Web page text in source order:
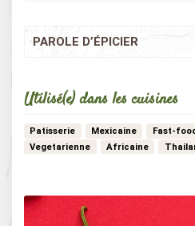
PAROLE D’ÉPICIER
Utilisé(e) dans les cuisines
Patisserie Mexicaine Fast-food
Vegetarienne
Africaine